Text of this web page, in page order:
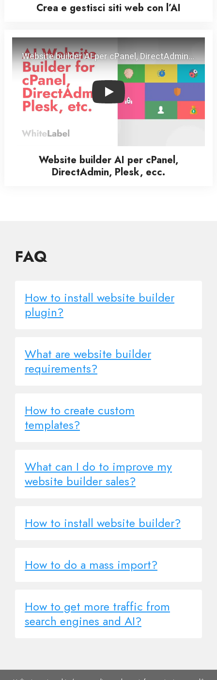
Crea e gestisci siti web con l’AI
Play
Website builder AI per cPanel,
DirectAdmin, Plesk, ecc.
FAQ
How to install website builder
plugin?
What are website builder
requirements?
How to create custom
templates?
What can I do to improve my
website builder sales?
How to install website builder?
How to do a mass import?
How to get more traffic from
search engines and AI?